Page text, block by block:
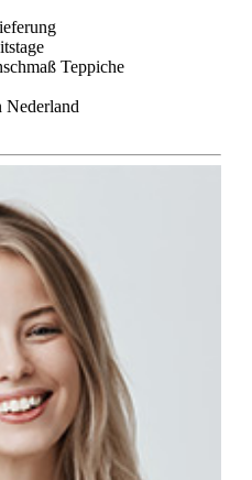
Teppiche
Nederland